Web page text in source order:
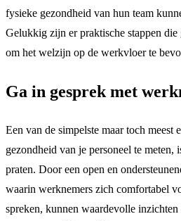
fysieke gezondheid van hun team
Gelukkig zijn er praktische stappen
om het welzijn op de werkvloer te
Ga in gesprek met
Een van de simpelste maar toch meest
gezondheid van je personeel te meten,
praten. Door een open en
waarin werknemers zich comfortabel
spreken, kunnen waardevolle